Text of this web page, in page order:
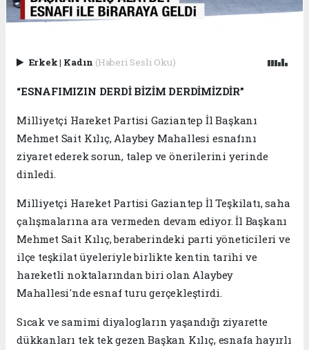
Erkek| Kadın (Haberi Sesli Oku)
“ESNAFIMIZIN DERDİ BİZİM DERDİMİZDİR”
Milliyetçi Hareket Partisi Gaziantep İl Başkanı
Mehmet Sait Kılıç, Alaybey Mahallesi esnafını
ziyaret ederek sorun, talep ve önerilerini yerinde
dinledi.
Milliyetçi Hareket Partisi Gaziantep İl Teşkilatı, saha
çalışmalarına ara vermeden devam ediyor. İl Başkanı
Mehmet Sait Kılıç, beraberindeki parti yöneticileri ve
ilçe teşkilat üyeleriyle birlikte kentin tarihi ve
hareketli noktalarından biri olan Alaybey
Mahallesi'nde esnaf turu gerçekleştirdi.
Sıcak ve samimi diyalogların yaşandığı ziyarette
dükkanları tek tek gezen Başkan Kılıç, esnafa hayırlı